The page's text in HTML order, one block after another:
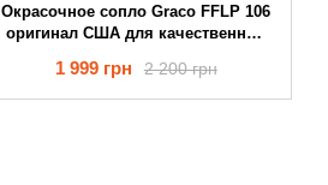
Окрасочное cопло Graco FFLP 106
оригинал США для качественной
2 200 грн
1 999 грн